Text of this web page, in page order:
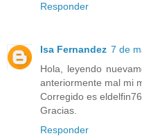
Responder
Isa Fernandez 7 de
Hola, leyendo
anteriormente mal mi
Corregido es
Gracias.
Responder